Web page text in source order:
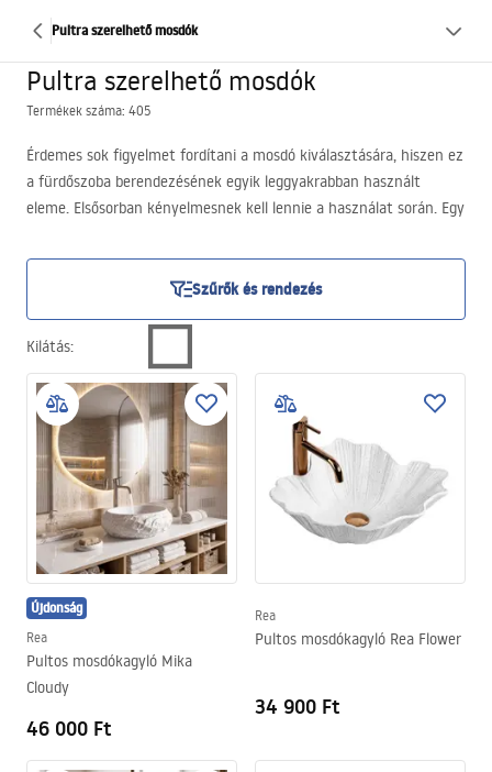
Pultra szerelhető mosdók
Pultra szerelhető mosdók
Termékek száma: 405
Érdemes sok figyelmet fordítani a mosdó kiválasztására, hiszen ez
a fürdőszoba berendezésének egyik leggyakrabban használt
eleme. Elsősorban kényelmesnek kell lennie a használat során. Egy
lehet a berendezésnek, sőt különleges dísze is válhat a belső
térnek. Mindez attól függ, milyen mintát választasz. A Rea
kínálatában többek között rendkívül elegáns ráépíthető mosdók
találhatók, amelyek egyre gyakrabban kerülnek választásra
stílusos helyiségekbe. Ez a funkcionalitás és különleges elegancia
tökéletes kombinációja, amely díszítheti is a fürdőszobádat!
Szűrők és rendezés
Kilátás:
Újdonság
Rea
Pultos mosdókagyló Mika
Cloudy
46 000 Ft
Rea
Pultos mosdókagyló Rea Flower
34 900 Ft